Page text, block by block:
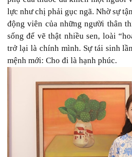
lực như chị phải gục ngã. Nhờ sự
động viên của những người thân
sống để vẽ thật nhiều sen, loài
trở lại là chính mình. Sự tái sinh
mệnh mới: Cho đi là hạnh phúc.